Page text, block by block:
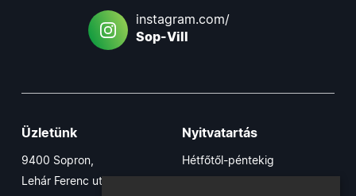
instagram.com/
Sop-Vill
Üzletünk
9400 Sopron,
Lehár Ferenc utca 17/B
Nyitvatartás
Hétfőtől-péntekig
7:30-16:30